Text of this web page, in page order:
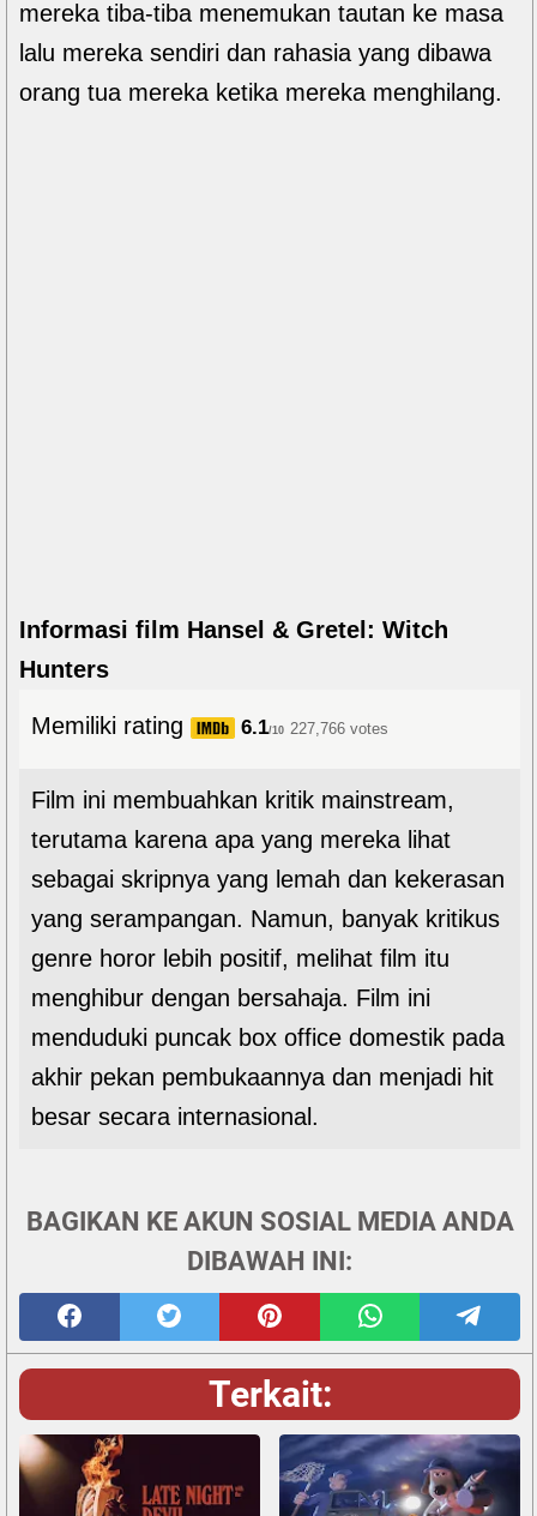
mereka tiba-tiba menemukan tautan ke masa
lalu mereka sendiri dan rahasia yang dibawa
orang tua mereka ketika mereka menghilang.
Informasi film Hansel & Gretel: Witch
Hunters
Memiliki rating 6.1/10 227,766 votes
Film ini membuahkan kritik mainstream,
terutama karena apa yang mereka lihat
sebagai skripnya yang lemah dan kekerasan
yang serampangan. Namun, banyak kritikus
genre horor lebih positif, melihat film itu
menghibur dengan bersahaja. Film ini
menduduki puncak box office domestik pada
akhir pekan pembukaannya dan menjadi hit
besar secara internasional.
BAGIKAN KE AKUN SOSIAL MEDIA ANDA
DIBAWAH INI:
Terkait: